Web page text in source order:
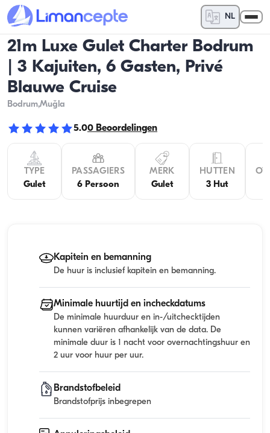
NL
21m Luxe Gulet Charter Bodrum
| 3 Kajuiten, 6 Gasten, Privé
Blauwe Cruise
Bodrum,Muğla
5.00 Beoordelingen
TYPE
Gulet
PASSAGIERS
6 Persoon
MERK
Gulet
HUTTEN
3 Hut
Kapitein en bemanning
De huur is inclusief kapitein en bemanning.
Minimale huurtijd en incheckdatums
De minimale huurduur en in-/uitchecktijden
kunnen variëren afhankelijk van de data. De
minimale duur is 1 nacht voor overnachtingshuur en
2 uur voor huur per uur.
Brandstofbeleid
Brandstofprijs inbegrepen